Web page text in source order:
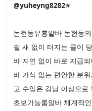
@yuheyng8282⭐
논현동유흥알바 논현동
쉴 새 없이 터지는 콜이
바 지연 없이 바로 지급
바 가식 없는 편안한 분
고 수입은 강남 이상으
초보가능룸알바 체계적